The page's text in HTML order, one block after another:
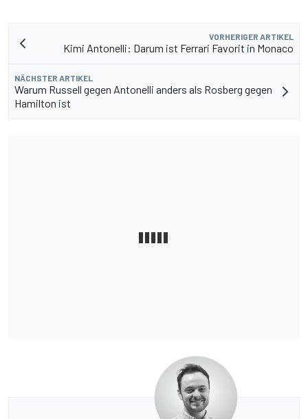
VORHERIGER ARTIKEL
Kimi Antonelli: Darum ist Ferrari Favorit in Monaco
NÄCHSTER ARTIKEL
Warum Russell gegen Antonelli anders als Rosberg gegen
Hamilton ist